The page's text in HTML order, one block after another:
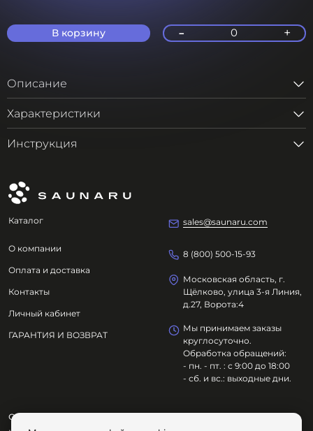
В корзину - 0 +
Описание
Характеристики
Инструкция
Каталог
О компании
Оплата и доставка
Контакты
Личный кабинет
ГАРАНТИЯ И ВОЗВРАТ
sales@saunaru.com
8 (800) 500-15-93
Московская область, г.
Щёлково, улица 3-я Линия,
д.27, Ворота:4
Мы принимаем заказы
круглосуточно.
Обработка обращений:
- пн. - пт. : с 9:00 до 18:00
- сб. и вс.: выходные дни.
ООО "ОЗДОРОВИТЕЛЬНЫЕ ТЕХНОЛОГИИ"